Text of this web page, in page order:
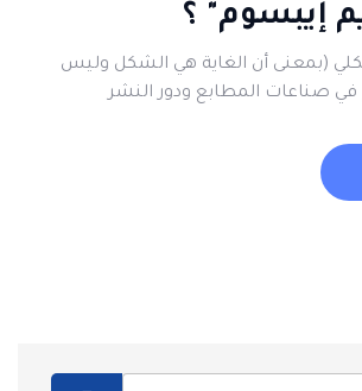
إيبسوم" ؟
(بمعنى أن الغاية هي الشكل وليس
صناعات المطابع ودور النشر